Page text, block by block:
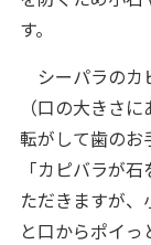
す。
シーパラのカ
（口の大きさ
転がして歯のお
「カピバラが
ただきますが
と口からポイっ